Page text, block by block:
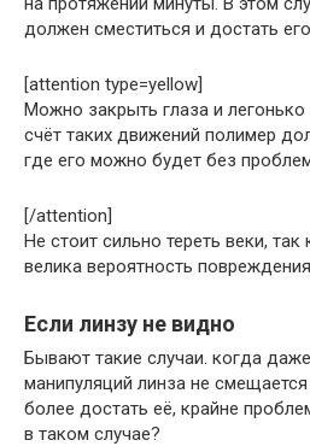
должен сместиться и достать
[attention type=yellow]
Можно закрыть глаза и
счёт таких движений полимер
где его можно будет без
[/attention]
Не стоит сильно тереть веки, так
велика вероятность
Если линзу не видно
Бывают такие случаи. когда
манипуляций линза не
более достать её, крайне
в таком случае?